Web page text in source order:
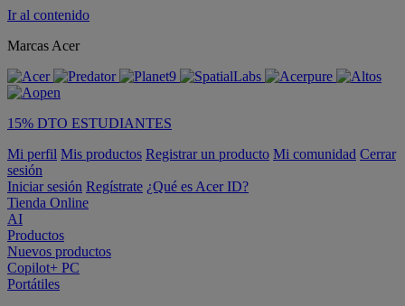
Ir al contenido
Marcas Acer
15% DTO ESTUDIANTES
Mi perfil Mis productos Registrar un producto Mi comunidad Cerrar
sesión
Iniciar sesión Regístrate ¿Qué es Acer ID?
Tienda Online
AI
Productos
Nuevos productos
Copilot+ PC
Portátiles